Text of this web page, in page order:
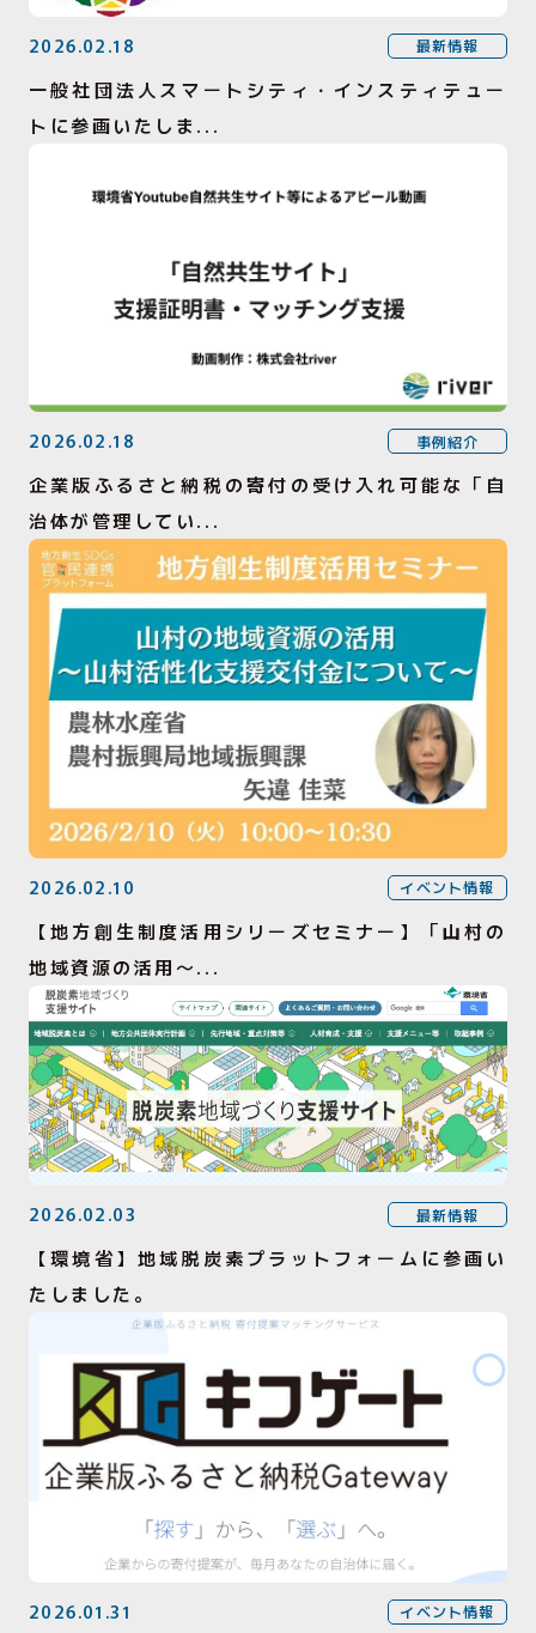
2026.02.18 最新情報
一般社団法人スマートシティ・インスティテュー
トに参画いたしま...
2026.02.18 事例紹介
企業版ふるさと納税の寄付の受け入れ可能な「自
治体が管理してい...
2026.02.10 イベント情報
【地方創生制度活用シリーズセミナー】「山村の
地域資源の活用～...
2026.02.03 最新情報
【環境省】地域脱炭素プラットフォームに参画い
たしました。
2026.01.31 イベント情報